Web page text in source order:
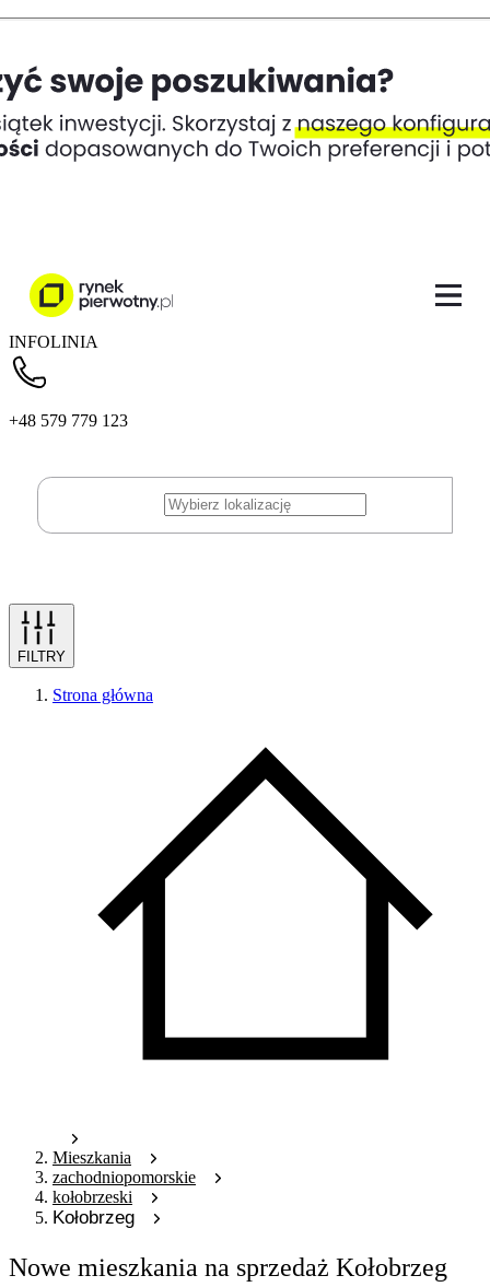
INFOLINIA
+48 579 779 123
FILTRY
Strona główna
Mieszkania
zachodniopomorskie
kołobrzeski
Kołobrzeg
Nowe mieszkania na sprzedaż Kołobrzeg